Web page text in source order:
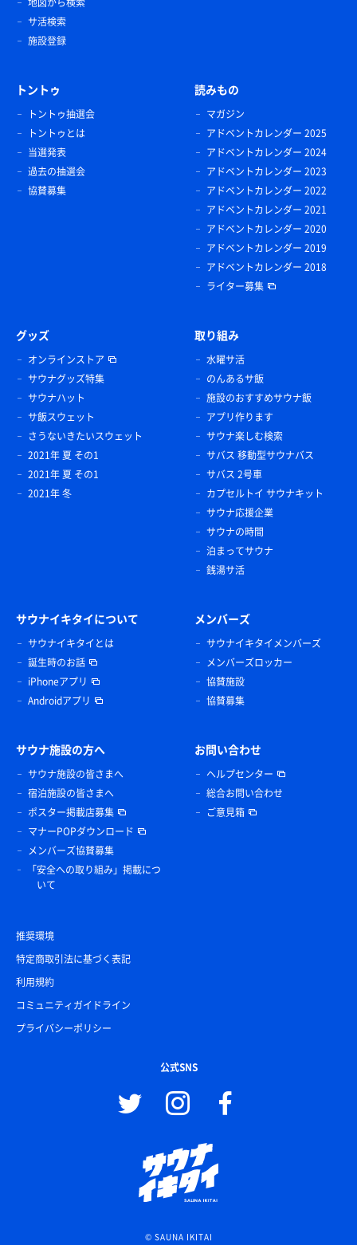
サ活検索
施設登録
トントゥ
トントゥ抽選会
トントゥとは
当選発表
過去の抽選会
協賛募集
読みもの
マガジン
アドベントカレンダー 2025
アドベントカレンダー 2024
アドベントカレンダー 2023
アドベントカレンダー 2022
アドベントカレンダー 2021
アドベントカレンダー 2020
アドベントカレンダー 2019
アドベントカレンダー 2018
ライター募集
グッズ
オンラインストア
サウナグッズ特集
サウナハット
サ飯スウェット
さうないきたいスウェット
2021年 夏 その1
2021年 夏 その1
2021年 冬
取り組み
水曜サ活
のんあるサ飯
施設のおすすめサウナ飯
アプリ作ります
サウナ楽しむ検索
サバス 移動型サウナバス
サバス 2号車
カプセルトイ サウナキット
サウナ応援企業
サウナの時間
泊まってサウナ
銭湯サ活
サウナイキタイについて
サウナイキタイとは
誕生時のお話
iPhoneアプリ
Androidアプリ
メンバーズ
サウナイキタイメンバーズ
メンバーズロッカー
協賛施設
協賛募集
サウナ施設の方へ
サウナ施設の皆さまへ
宿泊施設の皆さまへ
ポスター掲載店募集
マナーPOPダウンロード
メンバーズ協賛募集
「安全への取り組み」掲載につ
いて
お問い合わせ
ヘルプセンター
総合お問い合わせ
ご意見箱
推奨環境
特定商取引法に基づく表記
利用規約
コミュニティガイドライン
プライバシーポリシー
公式SNS
© SAUNA IKITAI